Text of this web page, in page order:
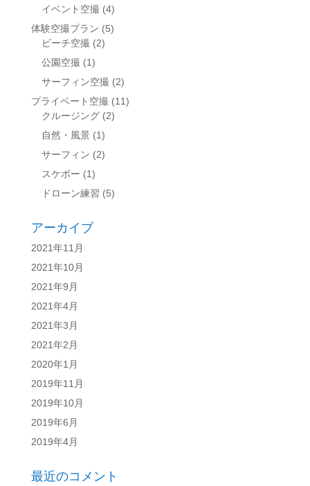
イベント空撮 (4)
体験空撮プラン (5)
ビーチ空撮 (2)
公園空撮 (1)
サーフィン空撮 (2)
プライベート空撮 (11)
クルージング(2)
自然・風景(1)
サーフィン (2)
スケボー (1)
ドローン練習 (5)
アーカイブ
2021年11月
2021年10月
2021年9月
2021年4月
2021年3月
2021年2月
2020年1月
2019年11月
2019年10月
2019年6月
2019年4月
最近のコメント